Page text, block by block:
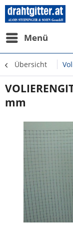
Menü
Übersicht
mm